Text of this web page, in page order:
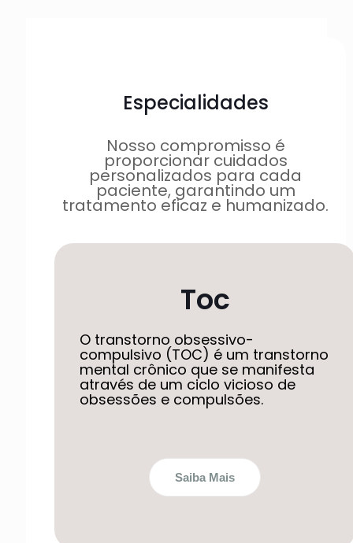
Especialidades
Nosso compromisso é
proporcionar cuidados
personalizados para cada
paciente, garantindo um
tratamento eficaz e humanizado.
Toc
O transtorno obsessivo-
compulsivo (TOC) é um transtorno
mental crônico que se manifesta
através de um ciclo vicioso de
obsessões e compulsões.
Saiba Mais